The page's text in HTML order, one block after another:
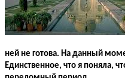
ней не готова. На данный
Единственное, что я поняла,